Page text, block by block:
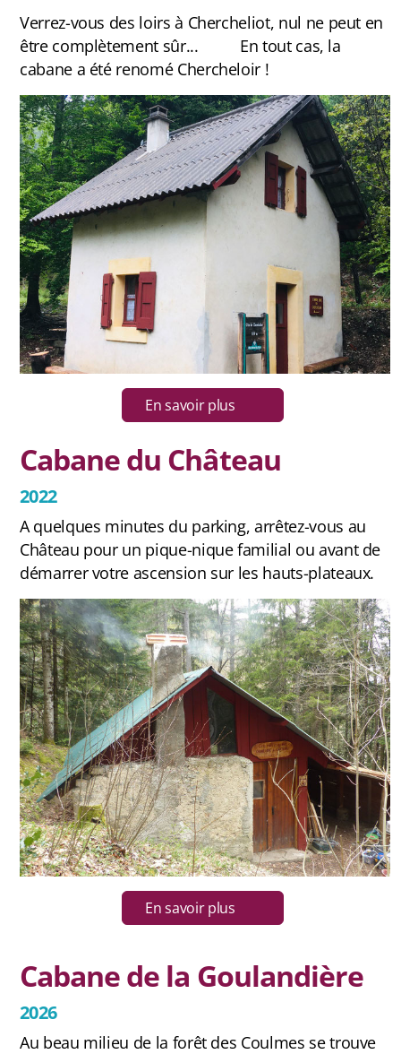
Verrez-vous des loirs à Chercheliot, nul ne peut en
être complètement sûr... En tout cas, la
cabane a été renomé Chercheloir !
En savoir plus
Cabane du Château
2022
A quelques minutes du parking, arrêtez-vous au
Château pour un pique-nique familial ou avant de
démarrer votre ascension sur les hauts-plateaux.
En savoir plus
Cabane de la Goulandière
2026
Au beau milieu de la forêt des Coulmes se trouve